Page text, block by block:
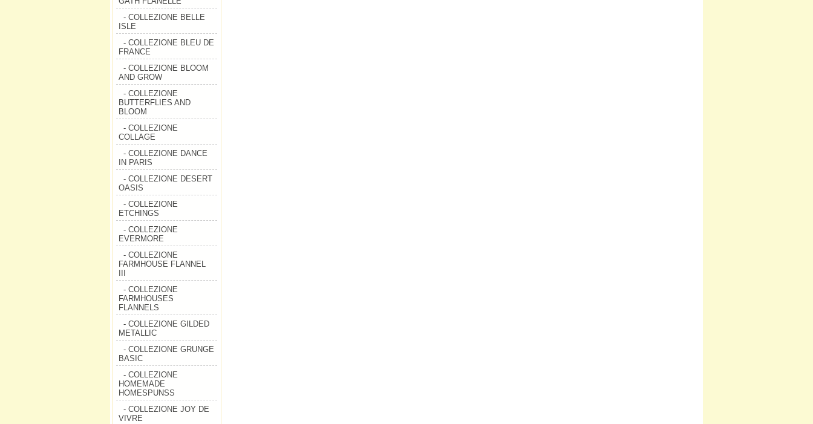
- COLLEZIONE BELLE
ISLE
- COLLEZIONE BLEU DE
FRANCE
- COLLEZIONE BLOOM
AND GROW
- COLLEZIONE
BUTTERFLIES AND
BLOOM
- COLLEZIONE
COLLAGE
- COLLEZIONE DANCE
IN PARIS
- COLLEZIONE DESERT
OASIS
- COLLEZIONE
ETCHINGS
- COLLEZIONE
EVERMORE
- COLLEZIONE
FARMHOUSE FLANNEL
- COLLEZIONE
FARMHOUSES
FLANNELS
- COLLEZIONE GILDED
METALLIC
- COLLEZIONE GRUNGE
BASIC
- COLLEZIONE
HOMEMADE
HOMESPUNSS
- COLLEZIONE JOY DE
VIVRE